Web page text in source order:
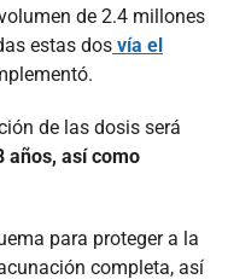
de 2.4 millones
estas dos vía el
de las dosis será
años, así como
para proteger a la
completa, así